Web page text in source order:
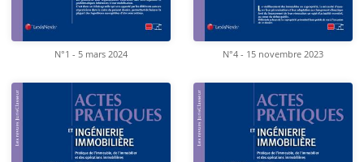
N°1 - 5 mars 2024 N°4 - 15 novembre 2023